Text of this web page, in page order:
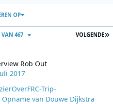
VOLGENDE
VAN 467
OP
Rob Out
2017
Trip-
Incl.InterviewMetRobOut Opname van Douwe Dijkstra